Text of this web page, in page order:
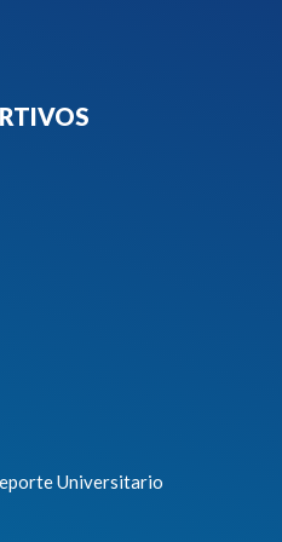
Universitario